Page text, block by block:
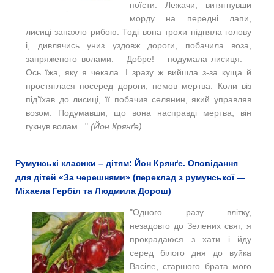
поїсти. Лежачи, витягнувши
морду на передні лапи,
лисиці запахло рибою. Тоді вона трохи підняла голову
і, дивлячись униз уздовж дороги, побачила воза,
запряженого волами. – Добре! – подумала лисиця. –
Ось їжа, яку я чекала. І зразу ж вийшла з-за куща й
простяглася посеред дороги, немов мертва. Коли віз
під’їхав до лисиці, її побачив селянин, який управляв
возом. Подумавши, що вона насправді мертва, він
гукнув волам..." (Йон Крянґе)
Румунські класики – дітям: Йон Крянґе. Оповідання
для дітей «За черешнями» (переклад з румунської —
Міхаела Гербіл та Людмила Дорош)
"Одного разу влітку,
незадовго до Зелених свят, я
прокрадаюся з хати і йду
серед білого дня до вуйка
Васіле, старшого брата мого